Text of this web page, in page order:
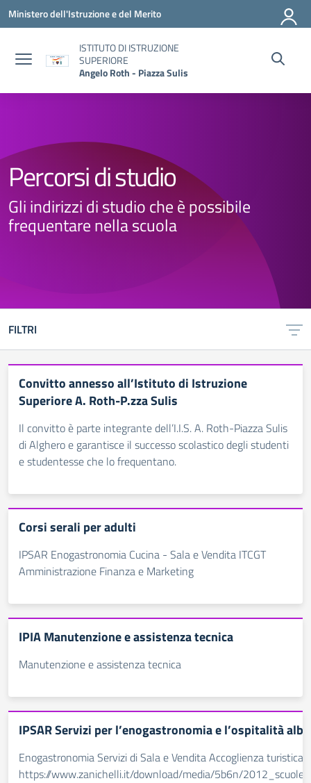
Vai ai contenuti
Vai al menu di navigazione
Vai al footer
Ministero dell'Istruzione e del Merito
ISTITUTO DI ISTRUZIONE
SUPERIORE
Angelo Roth - Piazza Sulis
Percorsi di studio
Gli indirizzi di studio che è possibile
frequentare nella scuola
FILTRI
Convitto annesso all’Istituto di Istruzione
Superiore A. Roth-P.zza Sulis
Il convitto è parte integrante dell’I.I.S. A. Roth-Piazza Sulis
di Alghero e garantisce il successo scolastico degli studenti
e studentesse che lo frequentano.
Corsi serali per adulti
IPSAR Enogastronomia Cucina - Sala e Vendita ITCGT
Amministrazione Finanza e Marketing
IPIA Manutenzione e assistenza tecnica
Manutenzione e assistenza tecnica
IPSAR Servizi per l’enogastronomia e l’ospitalità
Enogastronomia Servizi di Sala e Vendita Accoglienza turistica
https://www.zanichelli.it/download/media/5b6n/